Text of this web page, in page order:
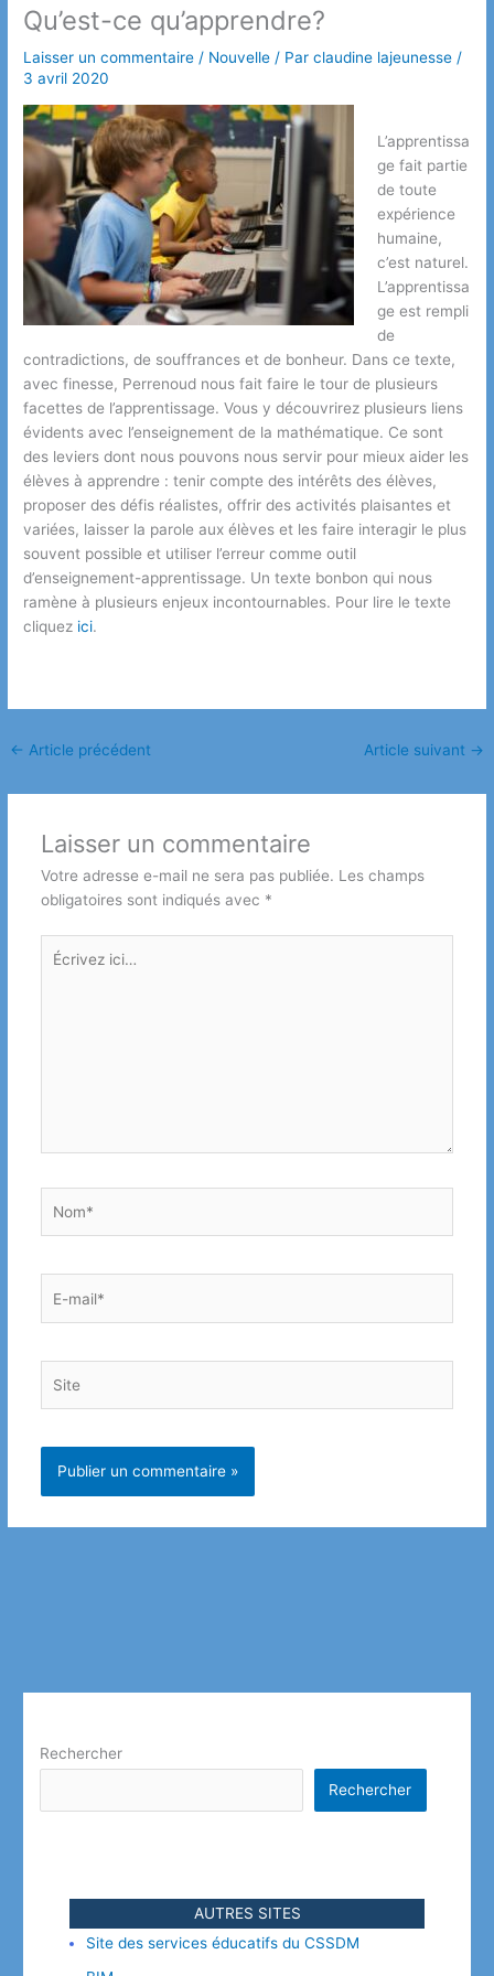
Qu’est-ce qu’apprendre?
Laisser un commentaire / Nouvelle / Parclaudine lajeunesse /
3 avril 2020
L’apprentissa
ge fait partie
de toute
expérience
humaine,
c’est naturel.
L’apprentissa
ge est rempli
de
contradictions, de souffrances et de bonheur. Dans ce texte,
avec finesse, Perrenoud nous fait faire le tour de plusieurs
facettes de l’apprentissage. Vous y découvrirez plusieurs liens
évidents avec l’enseignement de la mathématique. Ce sont
des leviers dont nous pouvons nous servir pour mieux aider les
élèves à apprendre : tenir compte des intérêts des élèves,
proposer des défis réalistes, offrir des activités plaisantes et
variées, laisser la parole aux élèves et les faire interagir le plus
souvent possible et utiliser l’erreur comme outil
d’enseignement-apprentissage. Un texte bonbon qui nous
ramène à plusieurs enjeux incontournables. Pour lire le texte
cliquez ici.
← Article précédent Article suivant →
Laisser un commentaire
Votre adresse e-mail ne sera pas publiée. Les champs
obligatoires sont indiqués avec *
Écrivez
ici…
mail*
Rechercher
Rechercher
AUTRES SITES
Site des services éducatifs du CSSDM